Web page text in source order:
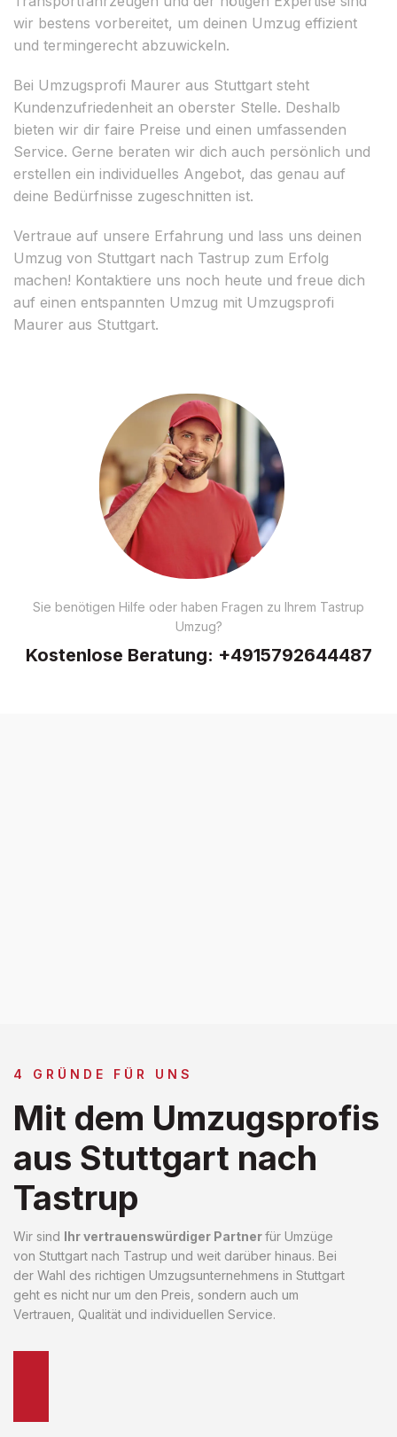
wir bestens vorbereitet, um deinen Umzug effizient
und termingerecht abzuwickeln.
Bei Umzugsprofi Maurer aus Stuttgart steht
Kundenzufriedenheit an oberster Stelle. Deshalb
bieten wir dir faire Preise und einen umfassenden
Service. Gerne beraten wir dich auch persönlich und
erstellen ein individuelles Angebot, das genau auf
deine Bedürfnisse zugeschnitten ist.
Vertraue auf unsere Erfahrung und lass uns deinen
Umzug von Stuttgart nach Tastrup zum Erfolg
machen! Kontaktiere uns noch heute und freue dich
auf einen entspannten Umzug mit Umzugsprofi
Maurer aus Stuttgart.
Sie benötigen Hilfe oder haben Fragen zu Ihrem Tastrup
Umzug?
Kostenlose Beratung: +4915792644487
4 GRÜNDE FÜR UNS
Mit dem Umzugsprofis
aus Stuttgart nach
Tastrup
Wir sind Ihr vertrauenswürdiger Partnerfür Umzüge
von Stuttgart nach Tastrup und weit darüber hinaus. Bei
der Wahl des richtigen Umzugsunternehmens in Stuttgart
geht es nicht nur um den Preis, sondern auch um
Vertrauen, Qualität und individuellen Service.